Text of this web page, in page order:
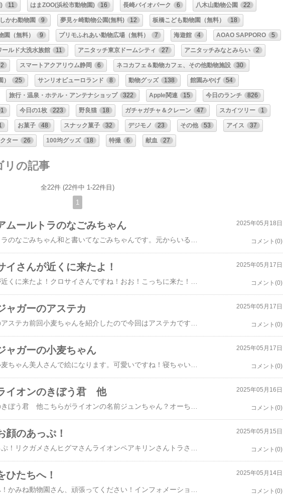
11 はまZOO(浜松市動物園) 16 長崎バイオパーク 6 八木山動物公園 22
かわ動物園 9 夢見ヶ崎動物公園(無料) 12 板橋こども動物園（無料） 18
園（無料） 9 プリモふれあい動物広場（無料） 7 海遊館 4 AOAO SAPPORO 5
ールド大洗水族館 11 アニタッチ東京ドームシティ 27 アニタッチみなとみらい 2
2 スマートアクアリウム静岡 6 ネコカフェ＆動物カフェ、その他動物施設 30
25 サンリオピューロランド 8 動物グッズ 138 館園みやげ 54
旅行・温泉・ホテル・アンテナショップ 322 Apple関連 15 今日のランチ 826
今日の1枚 223 野良猫 18 ガチャガチャ＆クレーン 47 スカイツリー 1
お菓子 48 スナック菓子 32 デジモノ 23 その他 53 アイス 37
ター 26 100均グッズ 18 特撮 6 献血 27
リの記事
全22件 (22件中 1-22件目)
1
ールトラのなごみちゃん 2025年05月18日
コメント(0)
さんが近くに来たよ！ 2025年05月17日
コメント(0)
ガーのアステカ 2025年05月17日
コメント(0)
ガーの小麦ちゃん 2025年05月17日
コメント(0)
イオンのきぼう君 他 2025年05月16日
コメント(0)
のあっぷ！ 2025年05月15日
コメント(0)
たちへ！ 2025年05月14日
コメント(0)